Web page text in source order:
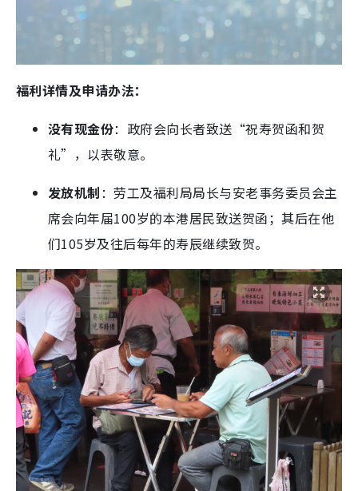
福利详情及申请办法：
没有现金份：政府会向长者致送“祝寿贺函和贺
礼”，以表敬意。
发放机制：劳工及福利局局长与安老事务委员会主
席会向年届100岁的本港居民致送贺函；其后在他
们105岁及往后每年的寿辰继续致贺。